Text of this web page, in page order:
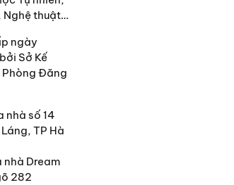
Nghệ thuật…
ngày
Sở Kế
Phòng Đăng
nhà số 14
TP Hà
nhà Dream
282